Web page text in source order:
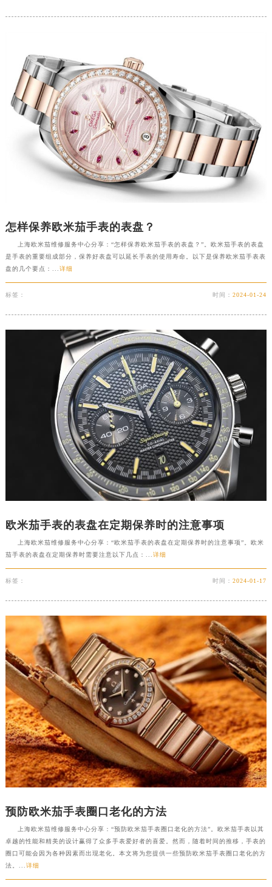
怎样保养欧米茄手表的表盘？
上海欧米茄维修服务中心分享：“怎样保养欧米茄手表的表盘？”。欧米茄手表的表盘
是手表的重要组成部分，保养好表盘可以延长手表的使用寿命。以下是保养欧米茄手表表
盘的几个要点：...详细
标签： 时间：2024-01-24
欧米茄手表的表盘在定期保养时的注意事项
上海欧米茄维修服务中心分享：“欧米茄手表的表盘在定期保养时的注意事项”。欧米
茄手表的表盘在定期保养时需要注意以下几点：...详细
标签： 时间：2024-01-17
预防欧米茄手表圈口老化的方法
上海欧米茄维修服务中心分享：“预防欧米茄手表圈口老化的方法”。欧米茄手表以其
卓越的性能和精美的设计赢得了众多手表爱好者的喜爱。然而，随着时间的推移，手表的
圈口可能会因为各种因素而出现老化。本文将为您提供一些预防欧米茄手表圈口老化的方
法。... 详细